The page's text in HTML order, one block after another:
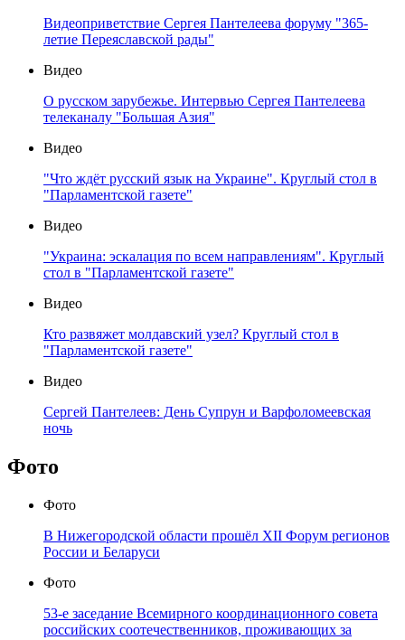
Видеоприветствие Сергея Пантелеева форуму "365-
летие Переяславской рады"
Видео
О русском зарубежье. Интервью Сергея Пантелеева
телеканалу "Большая Азия"
Видео
"Что ждёт русский язык на Украине". Круглый стол в
"Парламентской газете"
Видео
"Украина: эскалация по всем направлениям". Круглый
стол в "Парламентской газете"
Видео
Кто развяжет молдавский узел? Круглый стол в
"Парламентской газете"
Видео
Сергей Пантелеев: День Супрун и Варфоломеевская
ночь
Фото
Фото
В Нижегородской области прошёл XII Форум регионов
России и Беларуси
Фото
53-е заседание Всемирного координационного совета
российских соотечественников, проживающих за